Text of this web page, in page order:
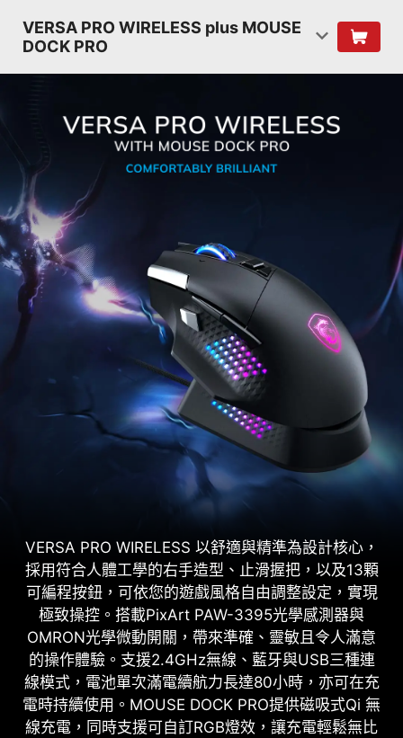
VERSA PRO WIRELESS plus MOUSE
DOCK PRO
VERSA PRO WIRELESS 以舒適與精準為設計核心，
採用符合人體工學的右手造型、止滑握把，以及13顆
可編程按鈕，可依您的遊戲風格自由調整設定，實現
極致操控。搭載PixArt PAW-3395光學感測器與
OMRON光學微動開關，帶來準確、靈敏且令人滿意
的操作體驗。支援2.4GHz無線、藍牙與USB三種連
線模式，電池單次滿電續航力長達80小時，亦可在充
電時持續使用。MOUSE DOCK PRO提供磁吸式Qi 無
線充電，同時支援可自訂RGB燈效，讓充電輕鬆無比